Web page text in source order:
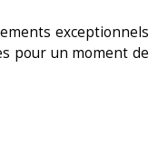
exceptionnels
pour un moment de